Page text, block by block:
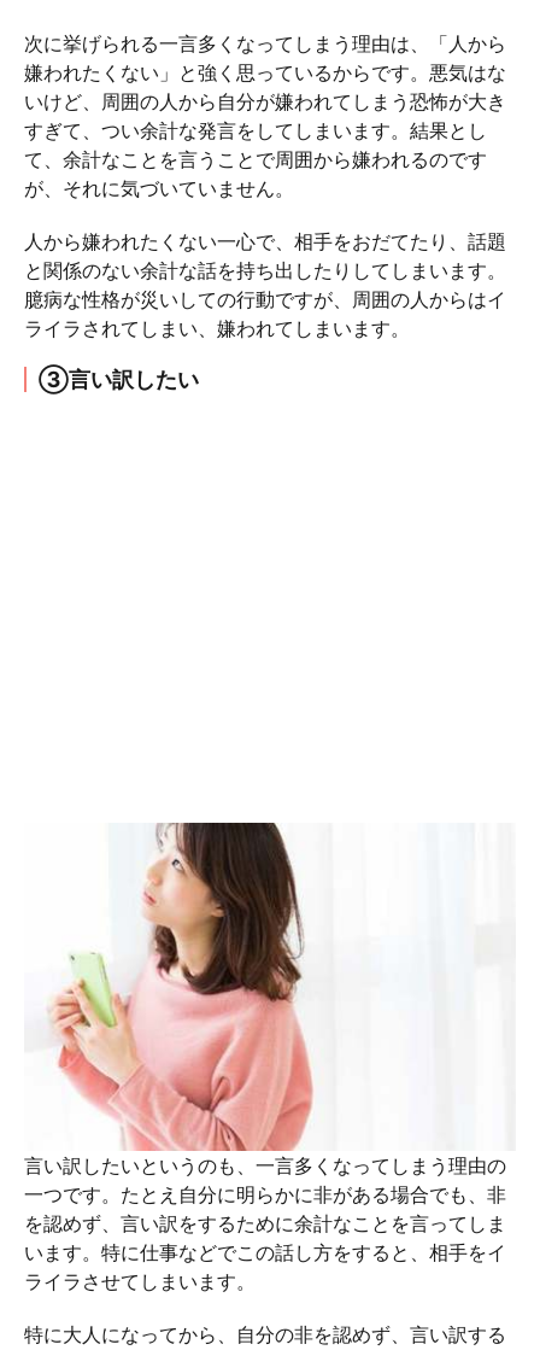
次に挙げられる一言多くなってしまう理由は、「人から
嫌われたくない」と強く思っているからです。悪気はな
いけど、周囲の人から自分が嫌われてしまう恐怖が大き
すぎて、つい余計な発言をしてしまいます。結果とし
て、余計なことを言うことで周囲から嫌われるのです
が、それに気づいていません。
人から嫌われたくない一心で、相手をおだてたり、話題
と関係のない余計な話を持ち出したりしてしまいます。
臆病な性格が災いしての行動ですが、周囲の人からはイ
ライラされてしまい、嫌われてしまいます。
③言い訳したい
言い訳したいというのも、一言多くなってしまう理由の
一つです。たとえ自分に明らかに非がある場合でも、非
を認めず、言い訳をするために余計なことを言ってしま
います。特に仕事などでこの話し方をすると、相手をイ
ライラさせてしまいます。
特に大人になってから、自分の非を認めず、言い訳する